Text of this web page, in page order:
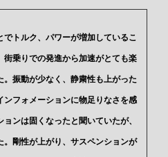
トルク、パワーが増加しているこ
街乗りでの発進から加速がとても楽
振動が少なく、静粛性も上がった
ンフォメーションに物足りなさを感
ンは固くなったと聞いていたが、
。剛性が上がり、サスペンションが